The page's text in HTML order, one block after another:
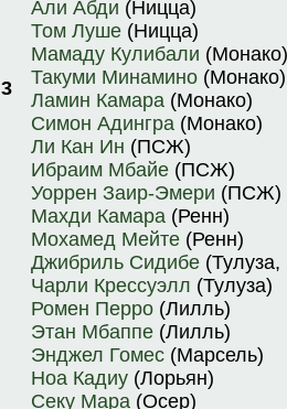
3
Али Абди (Ницца)
Том Луше (Ницца)
Мамаду Кулибали (Монако)
Такуми Минамино (Монако)
Ламин Камара (Монако)
Симон Адингра (Монако)
Ли Кан Ин (ПСЖ)
Ибраим Мбайе (ПСЖ)
Уоррен Заир-Эмери (ПСЖ)
Махди Камара (Ренн)
Мохамед Мейте (Ренн)
Джибриль Сидибе (Тулуза,
Чарли Крессуэлл (Тулуза)
Ромен Перро (Лилль)
Этан Мбаппе (Лилль)
Энджел Гомес (Марсель)
Ноа Кадиу (Лорьян)
Секу Мара (Осер)